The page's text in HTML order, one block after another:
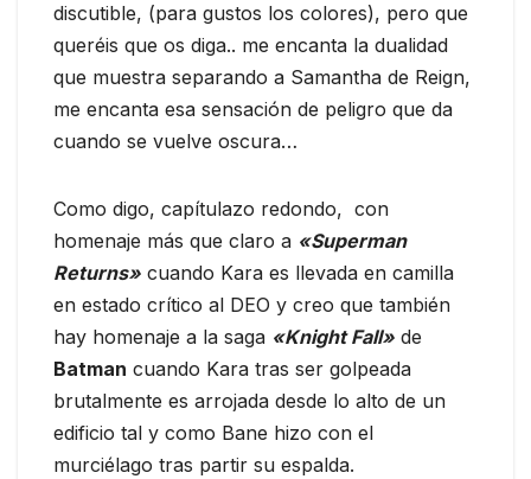
discutible, (para gustos los colores), pero que
queréis que os diga.. me encanta la dualidad
que muestra separando a Samantha de Reign,
me encanta esa sensación de peligro que da
cuando se vuelve oscura…
Como digo, capítulazo redondo, con
homenaje más que claro a «Superman
Returns» cuando Kara es llevada en camilla
en estado crítico al DEO y creo que también
hay homenaje a la saga «Knight Fall» de
Batman cuando Kara tras ser golpeada
brutalmente es arrojada desde lo alto de un
edificio tal y como Bane hizo con el
murciélago tras partir su espalda.